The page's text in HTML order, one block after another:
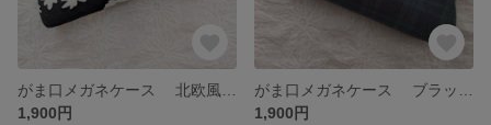
1,900円
1,900円